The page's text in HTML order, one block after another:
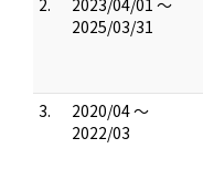
2.
2023/04/01 ～
2025/03/31
3.
2020/04 ～
2022/03